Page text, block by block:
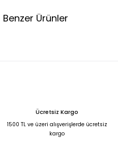
Benzer Ürünler
Ücretsiz Kargo
1500 TL ve üzeri alışverişlerde ücretsiz
kargo